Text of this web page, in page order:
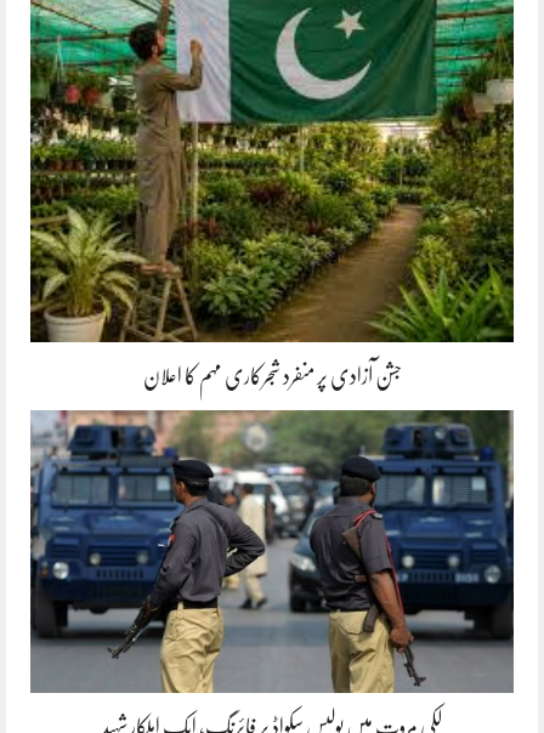
جشن آزادی پر منفرد شجرکاری مہم کا اعلان
لکی مروت میں پولیس سکواڈ پر فائرنگ، ایک اہلکار شہید